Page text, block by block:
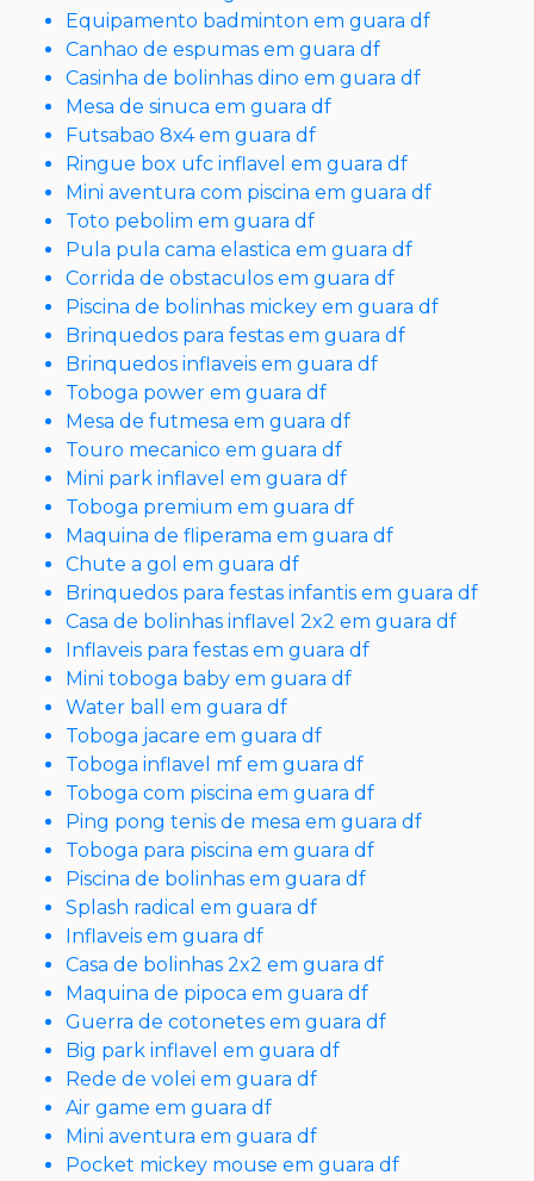
Equipamento badminton em guara df
Canhao de espumas em guara df
Casinha de bolinhas dino em guara df
Mesa de sinuca em guara df
Futsabao 8x4 em guara df
Ringue box ufc inflavel em guara df
Mini aventura com piscina em guara df
Toto pebolim em guara df
Pula pula cama elastica em guara df
Corrida de obstaculos em guara df
Piscina de bolinhas mickey em guara df
Brinquedos para festas em guara df
Brinquedos inflaveis em guara df
Toboga power em guara df
Mesa de futmesa em guara df
Touro mecanico em guara df
Mini park inflavel em guara df
Toboga premium em guara df
Maquina de fliperama em guara df
Chute a gol em guara df
Brinquedos para festas infantis em guara df
Casa de bolinhas inflavel 2x2 em guara df
Inflaveis para festas em guara df
Mini toboga baby em guara df
Water ball em guara df
Toboga jacare em guara df
Toboga inflavel mf em guara df
Toboga com piscina em guara df
Ping pong tenis de mesa em guara df
Toboga para piscina em guara df
Piscina de bolinhas em guara df
Splash radical em guara df
Inflaveis em guara df
Casa de bolinhas 2x2 em guara df
Maquina de pipoca em guara df
Guerra de cotonetes em guara df
Big park inflavel em guara df
Rede de volei em guara df
Air game em guara df
Mini aventura em guara df
Pocket mickey mouse em guara df